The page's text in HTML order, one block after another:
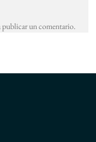
publicar un comentario.